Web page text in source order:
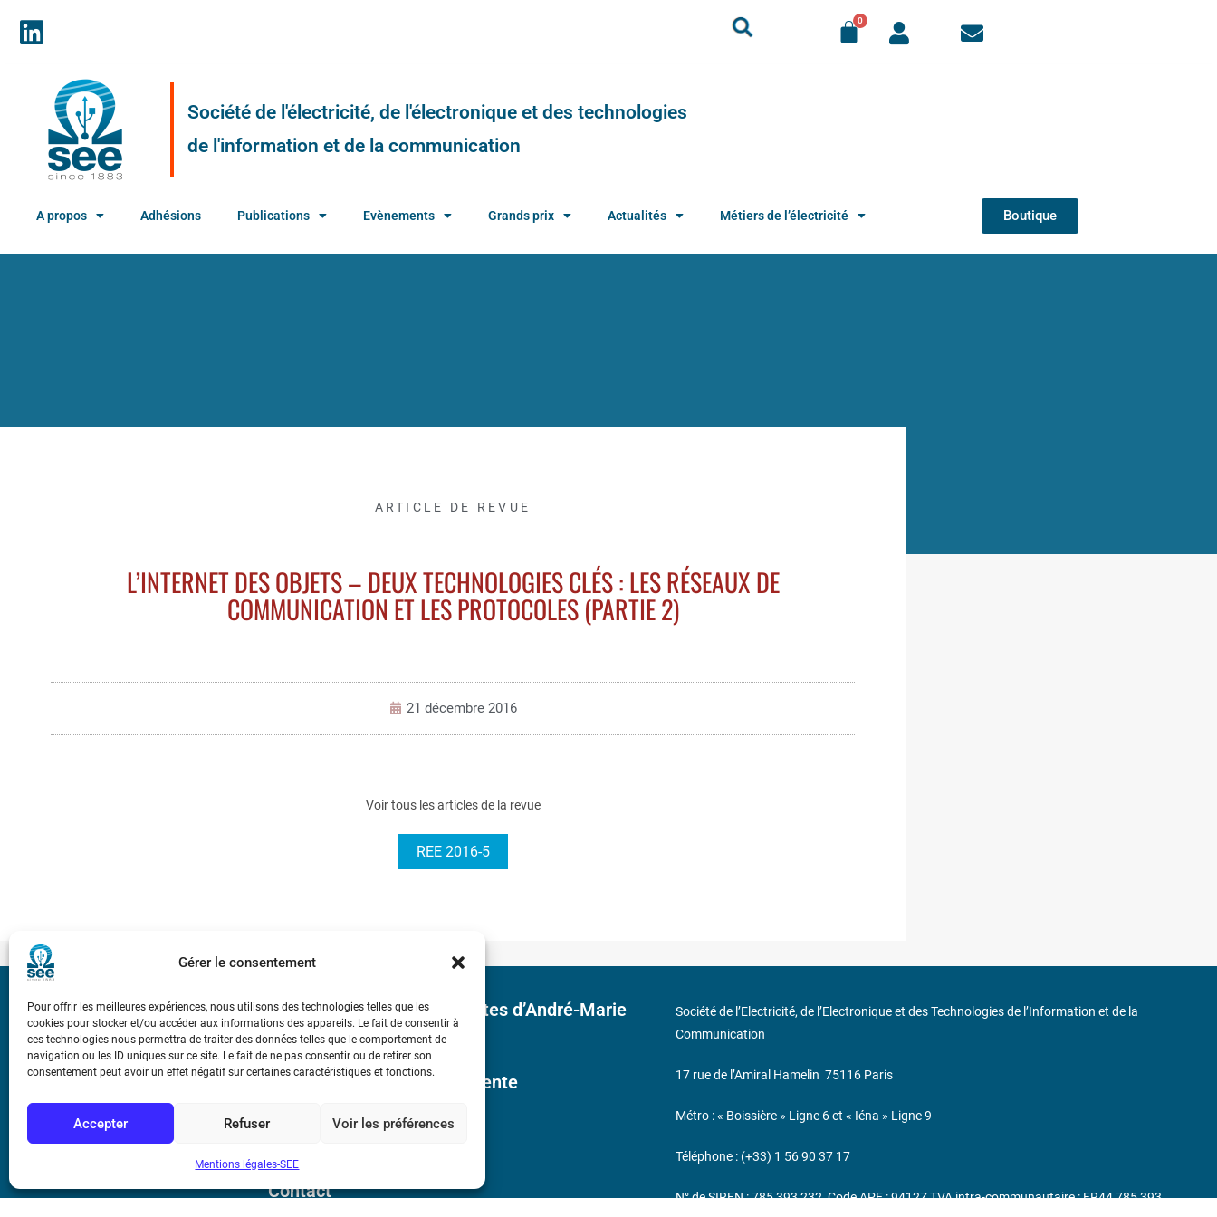
Gérer le consentement
Pour offrir les meilleures expériences, nous utilisons des technologies telles que les
cookies pour stocker et/ou accéder aux informations des appareils. Le fait de consentir à
ces technologies nous permettra de traiter des données telles que le comportement de
navigation ou les ID uniques sur ce site. Le fait de ne pas consentir ou de retirer son
consentement peut avoir un effet négatif sur certaines caractéristiques et fonctions.
Accepter Refuser Voir les préférences
Mentions légales-SEE
Société de l'électricité, de l'électronique et des technologies
de l'information et de la communication
A propos Adhésions Publications Evènements Grands prix Actualités Métiers de l’électricité Boutique
ARTICLE DE REVUE
L’INTERNET DES OBJETS – DEUX TECHNOLOGIES CLÉS : LES RÉSEAUX DE
COMMUNICATION ET LES PROTOCOLES (PARTIE 2)
21 décembre 2016
Voir tous les articles de la revue
REE 2016-5
Bicentenaire des découvertes d’André-Marie
Ampère
Conditions Générales de Vente
Mentions légales
Contact
Société de l’Electricité, de l’Electronique et des Technologies de l’Information et de la
Communication
17 rue de l’Amiral Hamelin 75116 Paris
Métro : « Boissière » Ligne 6 et « Iéna » Ligne 9
Téléphone : (+33) 1 56 90 37 17
N° de SIREN : 785 393 232, Code APE : 9412Z TVA intra-communautaire : FR44 785 393